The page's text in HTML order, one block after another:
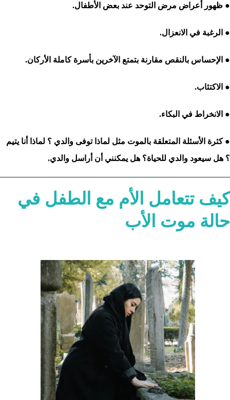
● ظهور أعراض مرض التوحد عند بعض الأطفال.
● الرغبة في الانعزال.
● الإحساس بالنقص مقارنة بتمتع الآخرين بأسرة كاملة الأركان.
● الاكتئاب.
● الانخراط في البكاء.
● كثرة الأسئلة المتعلقة بالموت مثل لماذا توفى والدي ؟ لماذا أنا يتيم
؟ هل سيعود والدي للحياة؟ هل يمكنني أن أراسل والدي.
كيف تتعامل الأم مع الطفل في
حالة موت الأب